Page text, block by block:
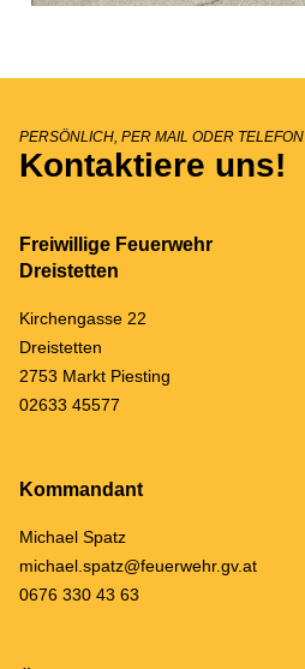
PERSÖNLICH, PER MAIL ODER TELEFON
Kontaktiere uns!
Freiwillige Feuerwehr
Dreistetten
Kirchengasse 22
Dreistetten
2753 Markt Piesting
02633 45577
Kommandant
Michael Spatz
michael.spatz@feuerwehr.gv.at
0676 330 43 63